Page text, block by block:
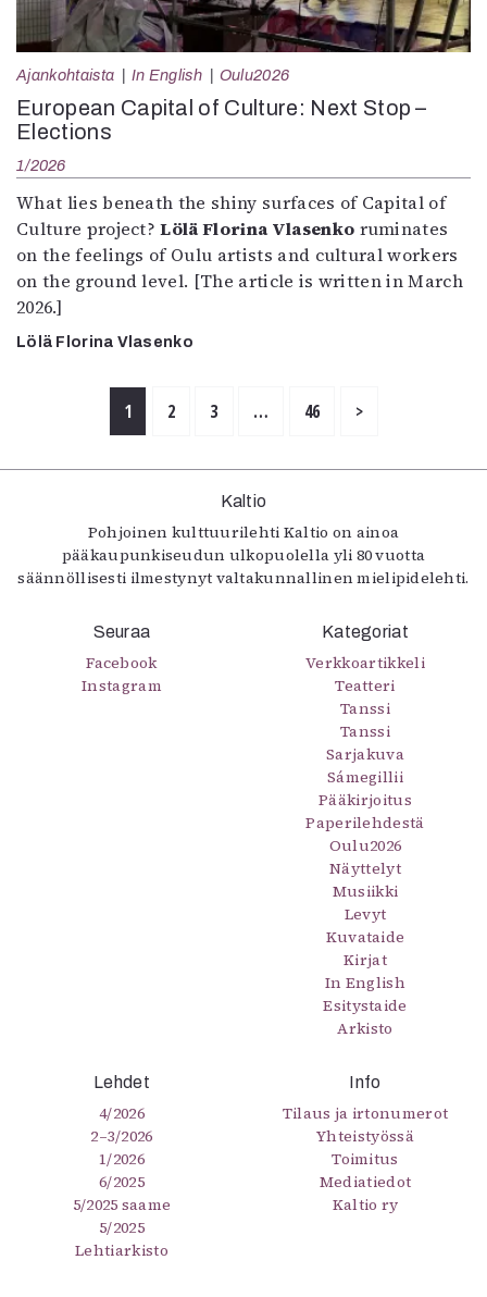
Ajankohtaista In English Oulu2026
European Capital of Culture: Next Stop –
Elections
1/2026
What lies beneath the shiny surfaces of Capital of
Culture project?Lölä Florina Vlasenko ruminates
on the feelings of Oulu artists and cultural workers
on the ground level. [The article is written in March
2026.]
Lölä Florina Vlasenko
1 2 3 … 46 >
Kaltio
Pohjoinen kulttuurilehti Kaltio on ainoa
pääkaupunkiseudun ulkopuolella yli 80 vuotta
säännöllisesti ilmestynyt valtakunnallinen mielipidelehti.
Seuraa
Facebook
Instagram
Kategoriat
Verkkoartikkeli
Teatteri
Tanssi
Tanssi
Sarjakuva
Sámegillii
Pääkirjoitus
Paperilehdestä
Oulu2026
Näyttelyt
Musiikki
Levyt
Kuvataide
Kirjat
In English
Esitystaide
Arkisto
Lehdet
4/2026
2–3/2026
1/2026
6/2025
5/2025 saame
5/2025
Lehtiarkisto
Info
Tilaus ja irtonumerot
Yhteistyössä
Toimitus
Mediatiedot
Kaltio ry